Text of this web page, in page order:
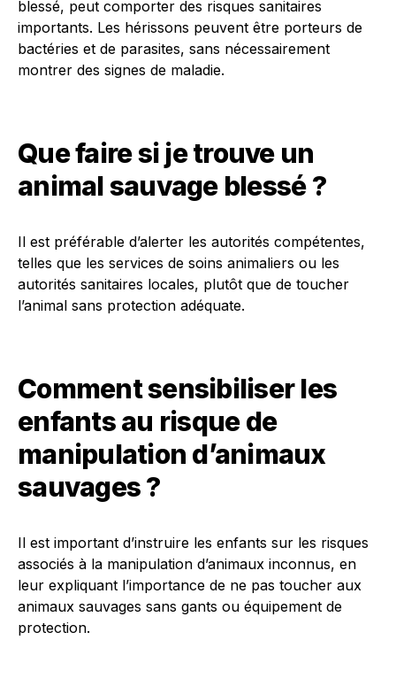
blessé, peut comporter des risques sanitaires
importants. Les hérissons peuvent être porteurs de
bactéries et de parasites, sans nécessairement
montrer des signes de maladie.
Que faire si je trouve un
animal sauvage blessé ?
Il est préférable d’alerter les autorités compétentes,
telles que les services de soins animaliers ou les
autorités sanitaires locales, plutôt que de toucher
l’animal sans protection adéquate.
Comment sensibiliser les
enfants au risque de
manipulation d’animaux
sauvages ?
Il est important d’instruire les enfants sur les risques
associés à la manipulation d’animaux inconnus, en
leur expliquant l’importance de ne pas toucher aux
animaux sauvages sans gants ou équipement de
protection.